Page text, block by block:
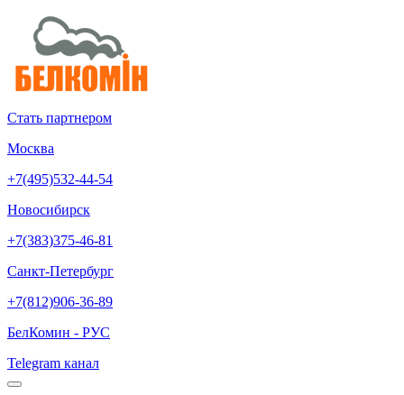
Стать партнером
Москва
+7(495)532-44-54
Новосибирск
+7(383)375-46-81
Санкт-Петербург
+7(812)906-36-89
БелКомин - РУС
Telegram канал